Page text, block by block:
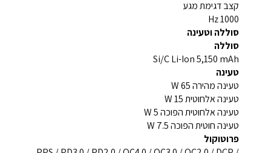
קצב דגימת מגע
1000 Hz
סוללה וטעינה
סוללה
Si/C Li-Ion 5,150 mAh
טעינה
טעינה מהירה 65 W
טעינה אלחוטית 15 W
טעינה אלחוטית הפוכה 5 W
טעינה חוטית הפוכה 7.5 W
פרוטוקול